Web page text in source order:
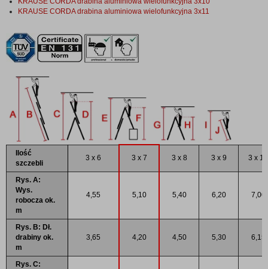
KRAUSE CORDA drabina aluminiowa wielofunkcyjna 3x11
Ilość
szczebli
3 x 6 3 x 7 3 x 8 3 x 9 3 x 10
Rys. A:
Wys.
robocza ok.
m
4,55 5,10 5,40 6,20 7,00
Rys. B: Dł.
drabiny ok.
m
3,65 4,20 4,50 5,30 6,15
Rys. C: